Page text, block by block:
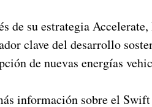
de su estrategia
clave del desarrollo
de nuevas energías
información sobre el